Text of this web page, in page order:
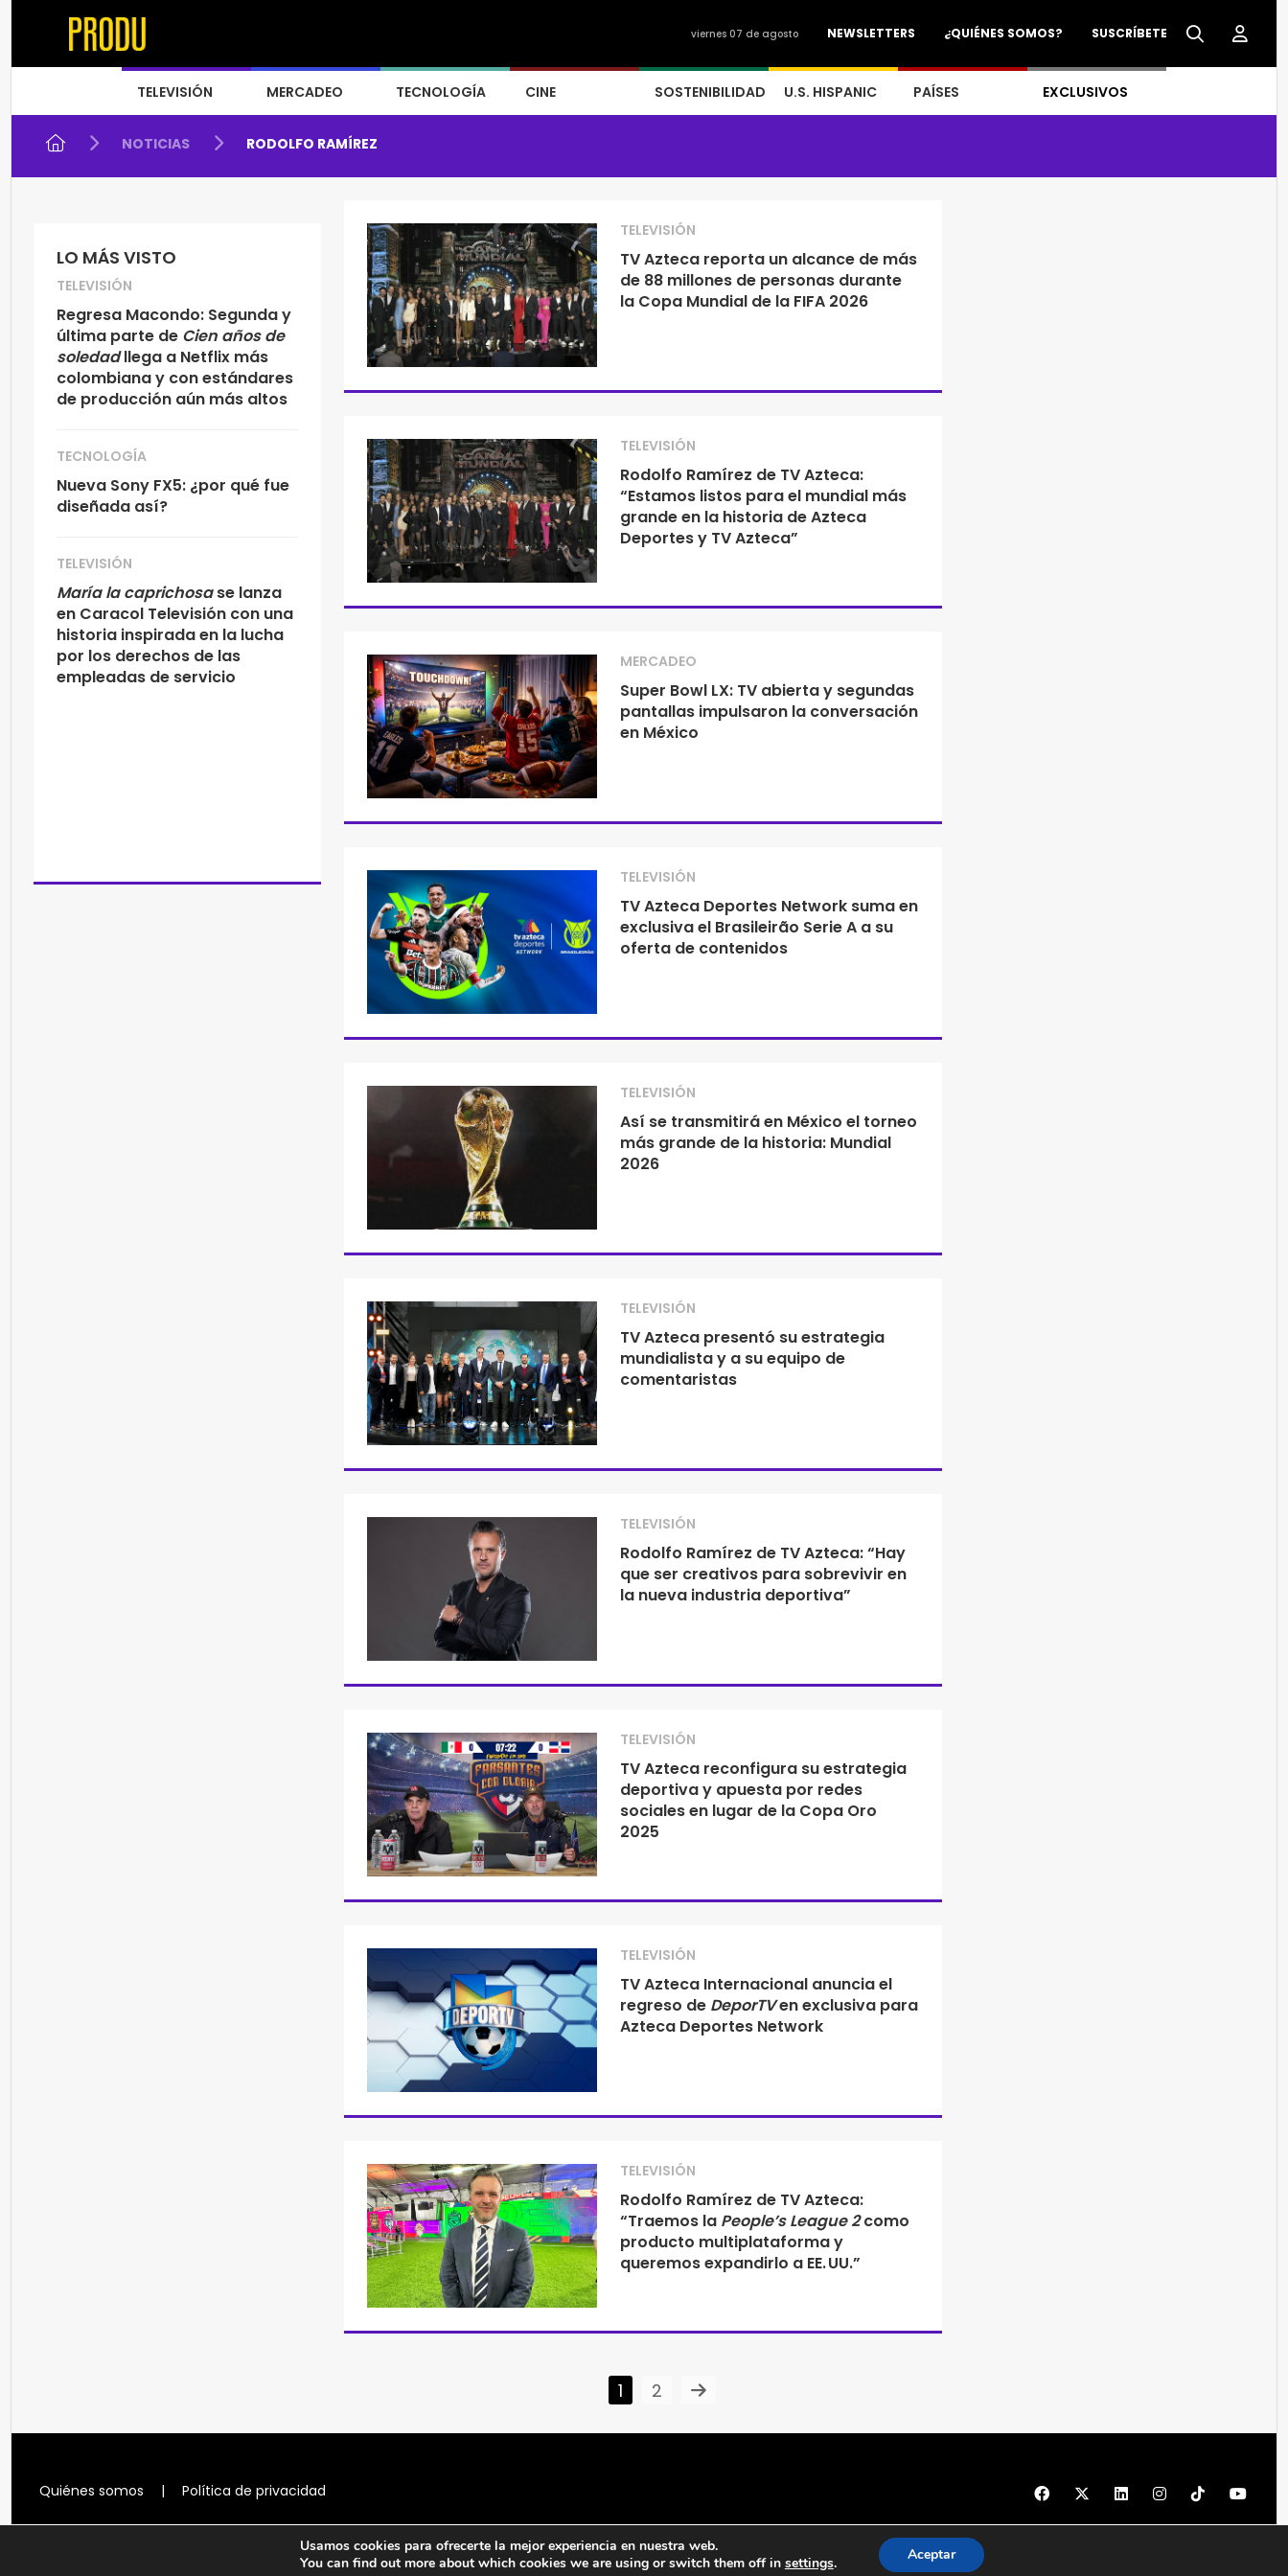
SUSCRÍBETE
¿QUIÉNES SOMOS?
NEWSLETTERS
viernes 07 de agosto
TELEVISIÓN MERCADEO TECNOLOGÍA CINE SOSTENIBILIDAD U.S. HISPANIC PAÍSES EXCLUSIVOS
NOTICIAS RODOLFO RAMÍREZ
LO MÁS VISTO
TELEVISIÓN
Regresa Macondo: Segunda y
última parte de Cien años de
soledadllega a Netflix más
colombiana y con estándares
de producción aún más altos
TECNOLOGÍA
Nueva Sony FX5: ¿por qué fue
diseñada así?
TELEVISIÓN
María la caprichosase lanza
en Caracol Televisión con una
historia inspirada en la lucha
por los derechos de las
empleadas de servicio
TELEVISIÓN
TV Azteca reporta un alcance de más
de 88 millones de personas durante
la Copa Mundial de la FIFA 2026
TELEVISIÓN
Rodolfo Ramírez de TV Azteca:
“Estamos listos para el mundial más
grande en la historia de Azteca
Deportes y TV Azteca”
MERCADEO
Super Bowl LX: TV abierta y segundas
pantallas impulsaron la conversación
en México
TELEVISIÓN
TV Azteca Deportes Network suma en
exclusiva el Brasileirão Serie A a su
oferta de contenidos
TELEVISIÓN
Así se transmitirá en México el torneo
más grande de la historia: Mundial
2026
TELEVISIÓN
TV Azteca presentó su estrategia
mundialista y a su equipo de
comentaristas
TELEVISIÓN
Rodolfo Ramírez de TV Azteca: “Hay
que ser creativos para sobrevivir en
la nueva industria deportiva”
TELEVISIÓN
TV Azteca reconfigura su estrategia
deportiva y apuesta por redes
sociales en lugar de la Copa Oro
2025
TELEVISIÓN
TV Azteca Internacional anuncia el
regreso de DeporTVen exclusiva para
Azteca Deportes Network
TELEVISIÓN
Rodolfo Ramírez de TV Azteca:
“Traemos la People’s League 2como
producto multiplataforma y
queremos expandirlo a EE. UU.”
1 2
Quiénes somos | Política de privacidad
© 1997 - 2026 PRODU - Todos los derechos reservados
Usamos cookies para ofrecerte la mejor experiencia en nuestra web.
You can find out more about which cookies we are using or switch them off in settings. Aceptar